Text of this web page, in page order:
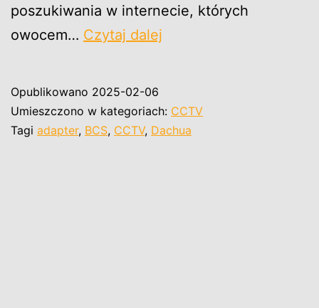
poszukiwania w internecie, których
owocem… Czytaj dalej
do
3,5
Opublikowano 2025-02-06
Umieszczono w kategoriach: CCTV
Tagi adapter, BCS, CCTV, Dachua